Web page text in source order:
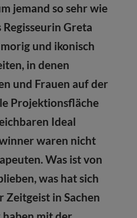
jemand so sehr wie
Greta
und ikonisch
in denen
und Frauen auf der
Projektionsfläche
Ideal
waren nicht
Was ist von
was hat sich
Zeitgeist in Sachen